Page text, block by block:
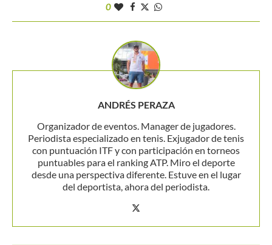
0
ANDRÉS PERAZA
Organizador de eventos. Manager de jugadores.
Periodista especializado en tenis. Exjugador de tenis
con puntuación ITF y con participación en torneos
puntuables para el ranking ATP. Miro el deporte
desde una perspectiva diferente. Estuve en el lugar
del deportista, ahora del periodista.